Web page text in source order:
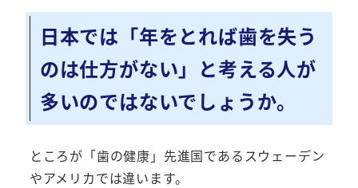
日本では「年をとれば歯を失う
のは仕方がない」と考える人が
多いのではないでしょうか。
ところが「歯の健康」先進国であるスウェーデン
やアメリカでは違います。